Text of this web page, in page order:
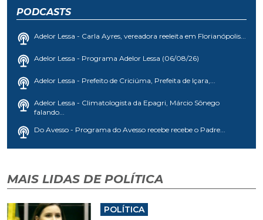
PODCASTS
Adelor Lessa - Carla Ayres, vereadora reeleita em Florianópolis...
Adelor Lessa - Programa Adelor Lessa (06/08/26)
Adelor Lessa - Prefeito de Criciúma, Prefeita de Içara,...
Adelor Lessa - Climatologista da Epagri, Márcio Sônego
falando...
Do Avesso - Programa do Avesso recebe recebe o Padre...
MAIS LIDAS DE POLÍTICA
POLÍTICA